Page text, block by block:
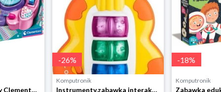
Zestaw artystyczny Clementoni Crazy chic Odjazdowe paznokcie 78771
-26%
Komputronik
Instrumenty,zabawka interaktywna Chicco Baby Sense & Focus Żyrafa Gitara
-18%
Komputronik